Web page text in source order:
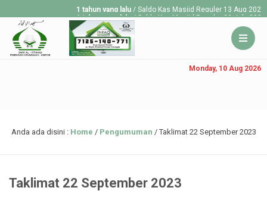
1 tahun yang lalu/ Saldo Kas Masjid Reguler 13 Aug 2025
1 tahun yang lalu/ Saldo Kas Masjid Reguler 30 July 2025
1 tahun yang lalu/ Saldo Kas Masjid Reguler 23 July 2025
Monday, 10 Aug 2026
Anda ada disini : Home / Pengumuman /Taklimat 22 September 2023
Taklimat 22 September 2023